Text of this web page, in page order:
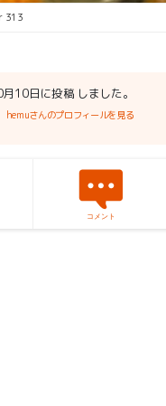
313
10日に投稿 しました。
hemuさんのプロフィールを見る
コメント